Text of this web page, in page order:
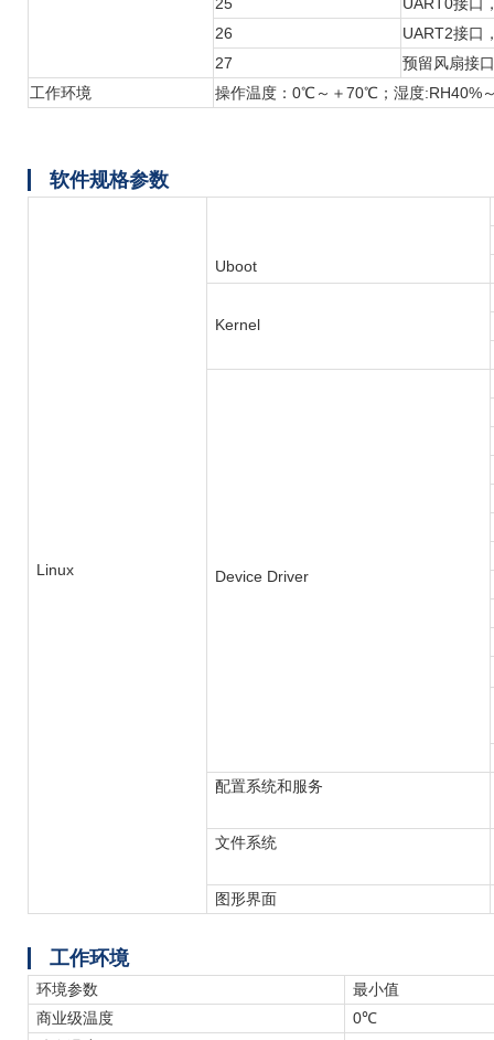
25
UART0接口
26
UART2接口
27
预留风扇接口
工作环境
操作温度：0℃～＋70℃；湿度:RH40%
软件规格参数
Linux
Uboot
Kernel
Device Driver
配置系统和服务
文件系统
图形界面
工作环境
环境参数
最小值
商业级温度
0℃